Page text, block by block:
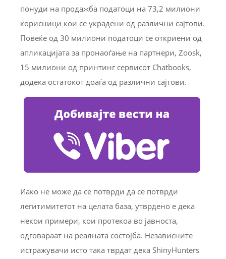
понуди на продажба податоци на 73,2 милиони
корисници кои се украдени од различни сајтови.
Повеќе од 30 милиони податоци се откриени од
апликацијата за пронаоѓање на партнери, Zoosk,
15 милиони од принтинг сервисот Chatbooks,
додека остатокот доаѓа од различни сајтови.
Иако не може да се потврди да се потврди
легитимитетот на целата база, утврдено е дека
некои примери, кои протекоа во јавноста,
одговараат на реалната состојба. Независните
истражувачи исто така тврдат дека ShinyHunters